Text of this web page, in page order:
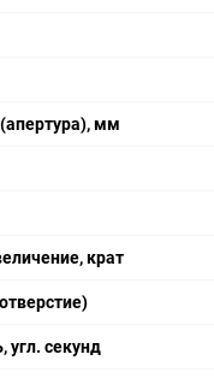
мм
крат
секунд